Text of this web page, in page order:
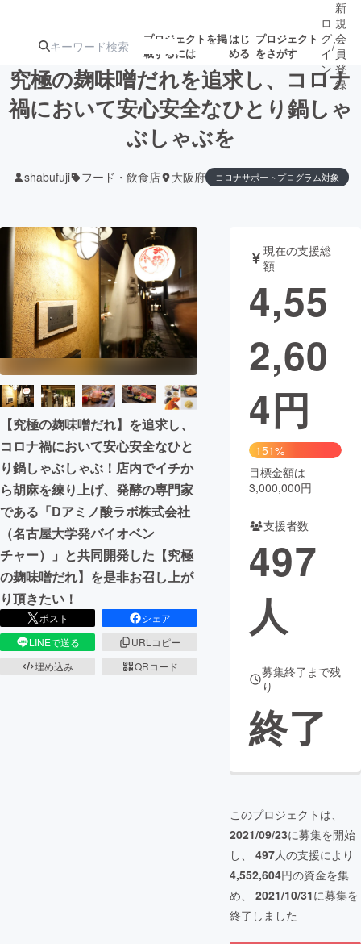
プロジェクトを掲
載するには
はじ
める
プロジェクト
をさがす
注目の新着プロ 募集終了が近いプ
ロジェクト
テクノロジー・ガジェット ゲーム・サ
映像・映画 書籍・雑誌
ビジネス・起業 チャレンジ
まちづくり・地域活性化
CAMPFIRE for Social Good
CAMPFIRE Creation
CAMPFIREふるさと納税machi-ya コミュニティ
ロ
グ
イ
ン
/
新
規
会
員
登
録
究極の麹味噌だれを追求し、コロナ
禍において安心安全なひとり鍋しゃ
ぶしゃぶを
shabufuji フード・飲食店 大阪府 コロナサポートプログラム対象
【究極の麹味噌だれ】を追求し、
コロナ禍において安心安全なひと
り鍋しゃぶしゃぶ！店内でイチか
ら胡麻を練り上げ、発酵の専門家
である「Dアミノ酸ラボ株式会社
（名古屋大学発バイオベン
チャー）」と共同開発した【究極
の麹味噌だれ】を是非お召し上が
り頂きたい！
ポスト
シェア
LINEで送る
URLコピー
埋め込み
QRコード
現在の支援総
額
4,55
2,60
4円
151%
目標金額は
3,000,000円
支援者数
497
人
募集終了まで残
り
終了
このプロジェクトは、
2021/09/23に募集を開始
し、 497人の支援により
4,552,604円の資金を集
め、 2021/10/31に募集を
終了しました